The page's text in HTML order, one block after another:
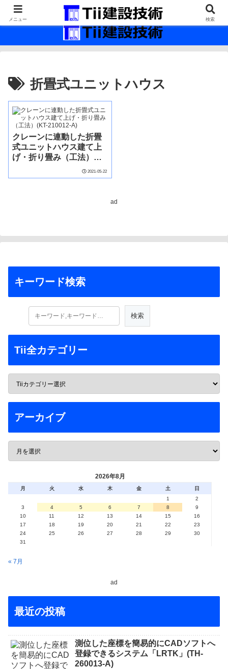
最新の建設技術の情報インフラ。
折畳式ユニットハウス
クレーンに連動した折畳
式ユニットハウス建て上
げ・折り畳み（工法）
2021-05-22
ad
キーワード検索
Tii全カテゴリー
アーカイブ
2026年8月
月 火 水 木 金 土
日
1
2
3
4 5 6 7 8
9
10
11 12 13 14 15
16
17
18 19 20 21 22
23
24
25 26 27 28 29
30
31
« 7月
ad
最近の投稿
測位した座標を簡易的にCADソフトへ
登録できるシステム「LRTK」(TH-
260013-A)
メニュー 検索